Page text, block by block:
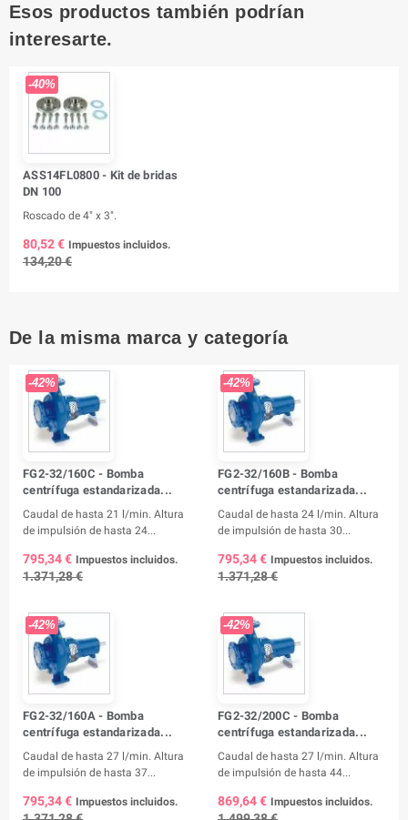
Esos productos también podrían
interesarte.
-40%
ASS14FL0800 - Kit de bridas
DN 100
Roscado de 4" x 3".
80,52 € Impuestos incluidos.
134,20 €
De la misma marca y categoría
-42%
FG2-32/160C - Bomba
centrífuga estandarizada...
Caudal de hasta 21 l/min. Altura
de impulsión de hasta 24...
795,34 € Impuestos incluidos.
1.371,28 €
-42%
FG2-32/160B - Bomba
centrífuga estandarizada...
Caudal de hasta 24 l/min. Altura
de impulsión de hasta 30...
795,34 € Impuestos incluidos.
1.371,28 €
-42%
FG2-32/160A - Bomba
centrífuga estandarizada...
Caudal de hasta 27 l/min. Altura
de impulsión de hasta 37...
795,34 € Impuestos incluidos.
-42%
FG2-32/200C - Bomba
centrífuga estandarizada...
Caudal de hasta 27 l/min. Altura
de impulsión de hasta 44...
869,64 € Impuestos incluidos.